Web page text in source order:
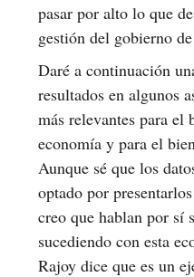
pasar por alto lo que
gestión del gobierno
Daré a continuación
resultados en algunos
más relevantes para
economía y para el
Aunque sé que los
optado por
creo que hablan por sí
sucediendo con esta
Rajoy dice que es un